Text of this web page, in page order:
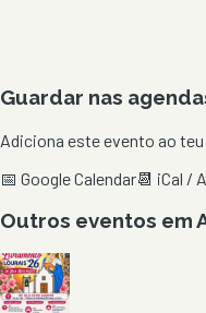
Guardar nas
Adiciona este evento ao teu
📅 Google Calendar📆 iCal /
Outros eventos em